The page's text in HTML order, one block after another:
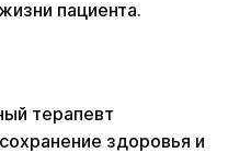
пациента.
терапевт
здоровья и